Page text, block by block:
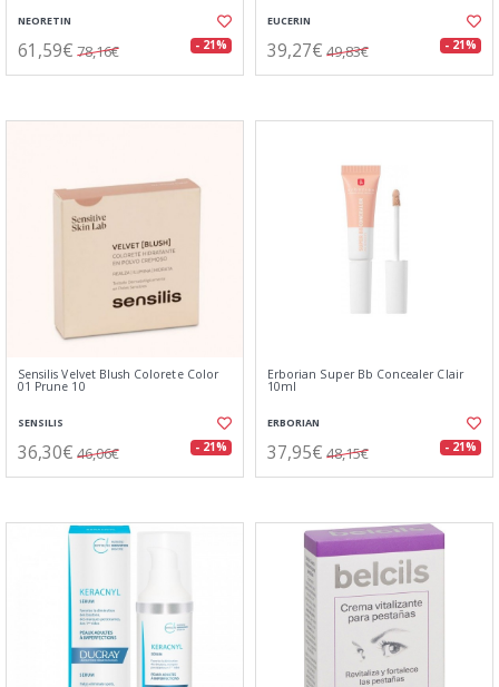
NEORETIN
61,59€ 78,16€ - 21%
EUCERIN
39,27€ 49,83€ - 21%
Sensilis Velvet Blush Colorete Color
01 Prune 10
SENSILIS
36,30€ 46,06€ - 21%
Erborian Super Bb Concealer Clair
10ml
ERBORIAN
37,95€ 48,15€ - 21%